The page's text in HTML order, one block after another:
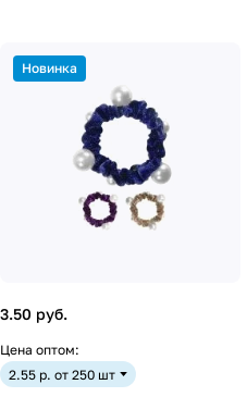
Новинка
3.50 руб.
Цена оптом:
2.55 р. от 250 шт